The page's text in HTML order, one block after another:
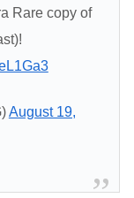
Rare copy of
August 19,